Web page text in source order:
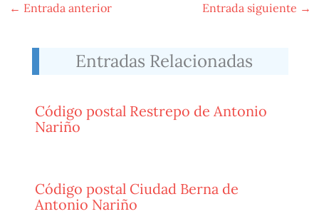
← Entrada anterior Entrada siguiente →
Entradas Relacionadas
Código postal Restrepo de Antonio
Nariño
Código postal Ciudad Berna de
Antonio Nariño